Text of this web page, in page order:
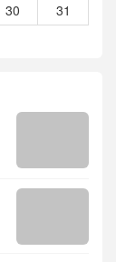
30
31